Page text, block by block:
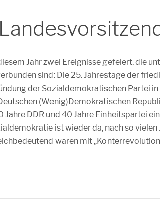
Jahr zwei Ereignisse gefeiert, die
sind: Die 25. Jahrestage der
der Sozialdemokratischen Partei
(Wenig)Demokratischen
DDR und 40 Jahre Einheitspartei
ist wieder da, nach so vielen
waren mit